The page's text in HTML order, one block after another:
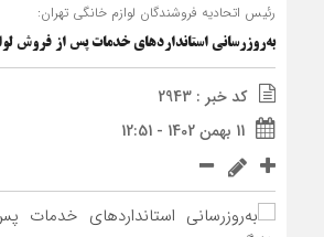
رئیس اتحادیه فروشندگان لوازم خانگی تهران:
به‌روزرسانی استانداردهای خدمات پس از فروش
کد خبر : 2943
11 بهمن 1402 - 12:51